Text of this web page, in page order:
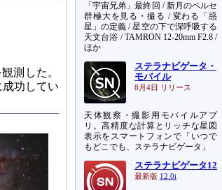
測した。
功してい
「宇宙兄弟」最終回 / 新月のペルセ
群極大を見る・撮る / 変わる「惑
星」の定義 / 星空の下で深呼吸する
天文台浴 / TAMRON 12-20mm F2.8 /
ほか
ステラナビゲータ・
モバイル
8月4日 リリース
天体観察・撮影用モバイルアプ
リ。高精度な計算とリッチな星図
表示をスマートフォンで「いつで
もどこでも、ステラナビゲータ」
ステラナビゲータ12
最新版 12.0i